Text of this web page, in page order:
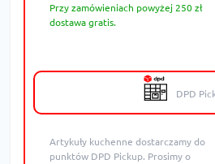
Przy zamówieniach powyżej 250 zł
dostawa gratis.
DPD
Artykuły kuchenne dostarczamy do
punktów DPD Pickup. Prosimy o